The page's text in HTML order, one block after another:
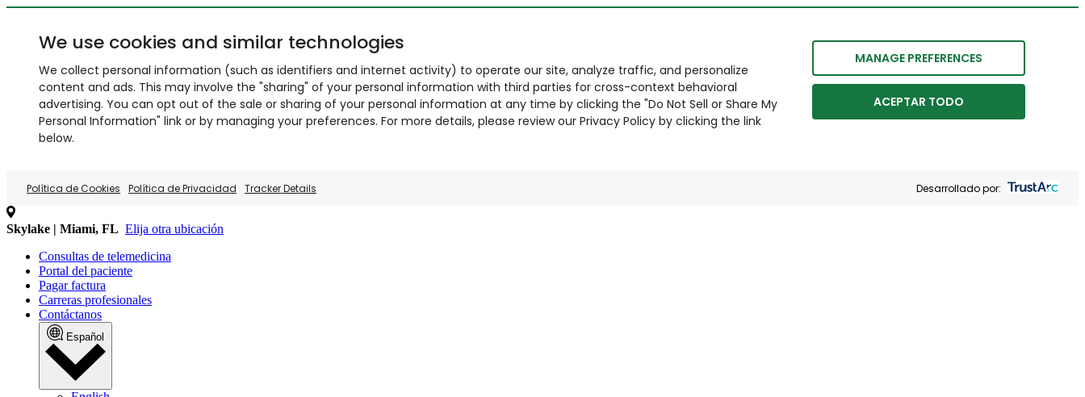
We use cookies and similar technologies
We collect personal information (such as identifiers and internet activity) to operate our site, analyze traffic, and personalize
content and ads. This may involve the "sharing" of your personal information with third parties for cross-context behavioral
advertising. You can opt out of the sale or sharing of your personal information at any time by clicking the "Do Not Sell or Share My
Personal Information" link or by managing your preferences. For more details, please review our Privacy Policy by clicking the link
below.
MANAGE PREFERENCES
ACEPTAR TODO
Política de Cookies Política de Privacidad Tracker Details Desarrollado por:
Skylake | Miami, FL Elija otra ubicación
Consultas de telemedicina
Portal del paciente
Pagar factura
Carreras profesionales
Contáctanos
Español